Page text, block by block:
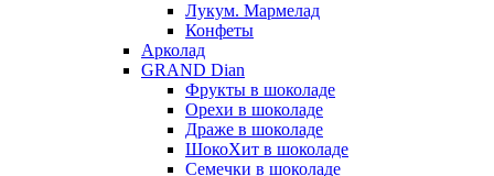
Лукум. Мармелад
Конфеты
Арколад
GRAND Dian
Фрукты в шоколаде
Орехи в шоколаде
Драже в шоколаде
ШокоХит в шоколаде
Семечки в шоколаде